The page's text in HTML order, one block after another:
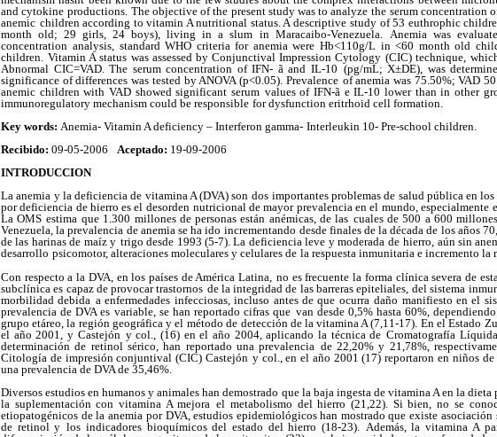
and cytokine productions. The objective of the present study was to analyze the serum concentration
anemic children according to vitamin A nutritional status. A descriptive study of 53 euthrophic
month old; 29 girls, 24 boys), living in a slum in Maracaibo-Venezuela.
Anemia was
concentration analysis, standard WHO criteria for anemia were Hb<110g/L in <60 month old
children.
Vitamin A status was assessed by Conjunctival Impression Cytology (CIC) technique,
Abnormal CIC=VAD. The serum concentration of IFN- ã and IL-10 (pg/mL; X±DE), was
significance of differences was tested by ANOVA (p<0.05). Prevalence of anemia was 75.50%; VAD
anemic children with VAD showed significant serum values of IFN-ã e IL-10 lower than in other
immunoregulatory mechanism could be responsible for dysfunction eritrhoid cell formation.
Key words: Anemia- Vitamin A deficiency – Interferon gamma- Interleukin 10- Pre-school children.
Recibido: 09-05-2006 Aceptado: 19-09-2006
INTRODUCCION
La anemia y la deficiencia de vitamina A (DVA) son dos importantes problemas de salud pública en los
por deficiencia de hierro es el desorden nutricional de mayor prevalencia en el mundo, especialmente
La OMS estima que 1.300 millones de personas están anémicas, de las cuales de 500 a 600
Venezuela, la prevalencia de anemia se ha ido incrementando desde finales de la década de los años
de las harinas de maíz y trigo desde 1993 (5-7). La deficiencia leve y moderada de hierro, aún sin
desarrollo psicomotor, alteraciones moleculares y celulares de la respuesta inmunitaria e incremento la
Con respecto a la DVA, en los países de América Latina, no es frecuente la forma clínica severa de
subclínica es capaz de provocar trastornos de la integridad de las barreras epiteliales, del sistema
morbilidad debida a enfermedades infecciosas, incluso antes de que ocurra daño manifiesto en el
prevalencia de DVA es variable, se han reportado cifras que van desde 0,5% hasta 60%,
grupo etáreo, la región geográfica y el método de detección de la vitamina A (7,11-17). En el Estado
el año 2001, y Castejón y col., (16) en el año 2004, aplicando la técnica de Cromatografía
determinación de retinol sérico, han reportado una prevalencia de 22,20% y 21,78%,
Citología de impresión conjuntival (CIC) Castejón y col., en el año 2001 (17) reportaron en niños
una prevalencia de DVA de 35,46%.
Diversos estudios en humanos y animales han demostrado que la baja ingesta de vitamina A en la dieta
la suplementación con vitamina A mejora el metabolismo del hierro (21,22). Si bien, no se
etiopatogénicos de la anemia por DVA, estudios epidemiológicos han mostrado que existe asociación
de retinol y los indicadores bioquímicos del estado del hierro (18-23).
Además, la vitamina A